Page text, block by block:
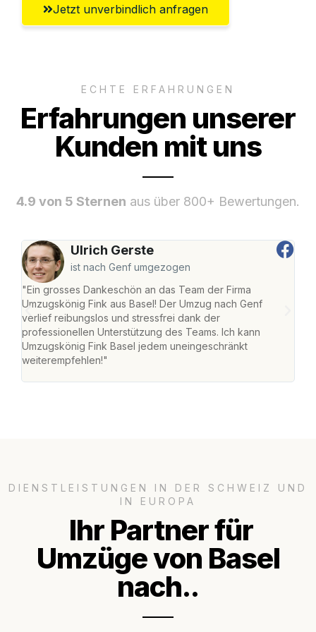
Jetzt unverbindlich anfragen
ECHTE ERFAHRUNGEN
Erfahrungen unserer
Kunden mit uns
4.9 von 5 Sternen aus über 800+ Bewertungen.
Ulrich Gerste
ist nach Genf umgezogen
"Ein grosses Dankeschön an das Team der Firma
Umzugskönig Fink aus Basel! Der Umzug nach Genf
verlief reibungslos und stressfrei dank der
professionellen Unterstützung des Teams. Ich kann
Umzugskönig Fink Basel jedem uneingeschränkt
weiterempfehlen!"
DIENSTLEISTUNGEN IN DER SCHWEIZ UND
IN EUROPA
Ihr Partner für
Umzüge von Basel
nach..